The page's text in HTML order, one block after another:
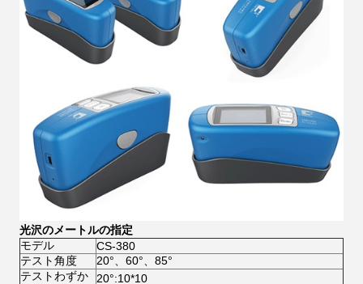
光沢のメートルの指定
モデル
CS-380
テスト角度
20°、60°、85°
テストわずか
20°:10*10